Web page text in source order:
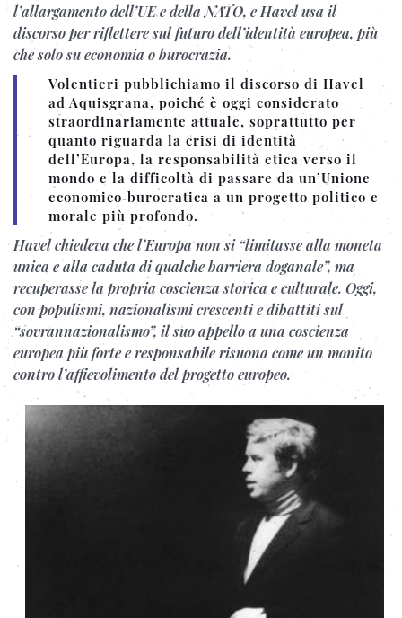
l’allargamento dell’UE e della NATO, e Havel usa il
discorso per riflettere sul futuro dell’identità europea, più
che solo su economia o burocrazia.
Volentieri pubblichiamo il discorso di Havel
ad Aquisgrana, poiché è oggi considerato
straordinariamente attuale, soprattutto per
quanto riguarda la crisi di identità
dell’Europa, la responsabilità etica verso il
mondo e la difficoltà di passare da un’Unione
economico‑burocratica a un progetto politico e
morale più profondo.
Havel chiedeva che l’Europa non si “limitasse alla moneta
unica e alla caduta di qualche barriera doganale”, ma
recuperasse la propria coscienza storica e culturale. Oggi,
con populismi, nazionalismi crescenti e dibattiti sul
“sovrannazionalismo”, il suo appello a una coscienza
europea più forte e responsabile risuona come un monito
contro l’affievolimento del progetto europeo.